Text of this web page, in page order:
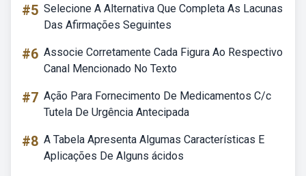
#5 Selecione A Alternativa Que Completa As Lacunas
Das Afirmações Seguintes
#6 Associe Corretamente Cada Figura Ao Respectivo
Canal Mencionado No Texto
#7 Ação Para Fornecimento De Medicamentos C/c
Tutela De Urgência Antecipada
#8 A Tabela Apresenta Algumas Características E
Aplicações De Alguns ácidos